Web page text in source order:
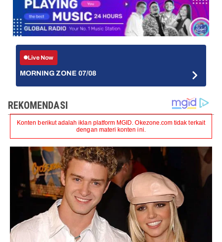
Live Now
MORNING ZONE 07/08